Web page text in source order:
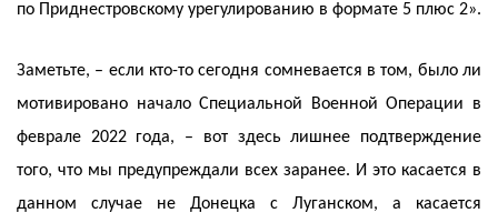
по Приднестровскому урегулированию в формате 5 плюс 2».
Заметьте, – если кто-то сегодня сомневается в том, было ли
мотивировано начало Специальной Военной Операции в
феврале 2022 года, – вот здесь лишнее подтверждение
того, что мы предупреждали всех заранее. И это касается в
данном случае не Донецка с Луганском, а касается